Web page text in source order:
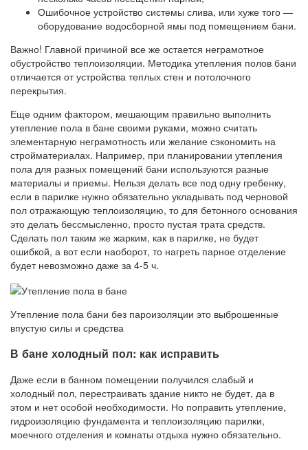
Ошибочное устройство системы слива, или хуже того —
оборудование водосборной ямы под помещением бани.
Важно! Главной причиной все же остается неграмотное
обустройство теплоизоляции. Методика утепления полов бани
отличается от устройства теплых стен и потолочного
перекрытия.
Еще одним фактором, мешающим правильно выполнить
утепление пола в бане своими руками, можно считать
элементарную неграмотность или желание сэкономить на
стройматериалах. Например, при планировании утепления
пола для разных помещений бани используются разные
материалы и приемы. Нельзя делать все под одну гребенку,
если в парилке нужно обязательно укладывать под черновой
пол отражающую теплоизоляцию, то для бетонного основания
это делать бессмысленно, просто пустая трата средств.
Сделать пол таким же жарким, как в парилке, не будет
ошибкой, а вот если наоборот, то нагреть парное отделение
будет невозможно даже за 4-5 ч.
Утепление пола бани без пароизоляции это выброшенные
впустую силы и средства
В бане холодный пол: как исправить
Даже если в банном помещении получился слабый и
холодный пол, перестраивать здание никто не будет, да в
этом и нет особой необходимости. Но поправить утепление,
гидроизоляцию фундамента и теплоизоляцию парилки,
моечного отделения и комнаты отдыха нужно обязательно.